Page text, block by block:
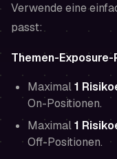
Verwende eine
passt:
Themen-
Maximal1
On-Positionen.
Maximal1
Off-Positionen.